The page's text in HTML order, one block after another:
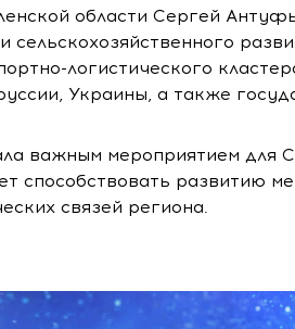
области Сергей
сельскохозяйственного
логистического
Украины, а также
важным мероприятием для
способствовать развитию
связей региона.